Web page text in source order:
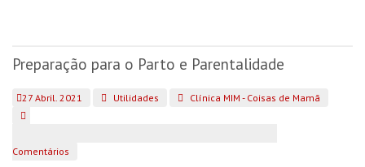
Preparação para o Parto e Parentalidade
27 Abril. 2021 Utilidades Clínica MIM - Coisas de Mamã
Comentários